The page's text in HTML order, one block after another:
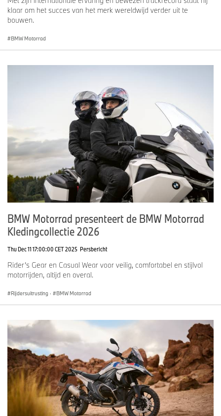
klaar om het succes van het merk wereldwijd verder uit te
bouwen.
BMW Motorrad
BMW Motorrad presenteert de BMW Motorrad
Kledingcollectie 2026
Thu Dec 11 17:00:00 CET 2025 Persbericht
Rider’s Gear en Casual Wear voor veilig, comfortabel en stijlvol
motorrijden, altijd en overal.
Rijdersuitrusting · BMW Motorrad